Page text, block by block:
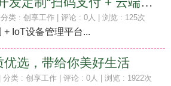
分类 : 创享工作 | 评论 : 0人 | 浏览 : 125次
+ IoT设备管理平台...
优选，带给你美好生活
| 分类 : 创享工作 | 评论 : 0人 | 浏览 : 1922次